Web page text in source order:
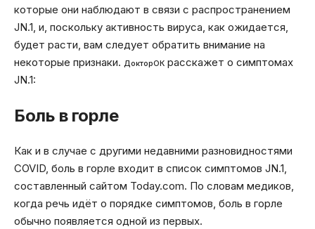
которые они наблюдают в связи с распространением
JN.1, и, поскольку активность вируса, как ожидается,
будет расти, вам следует обратить внимание на
некоторые признаки. ДокторОК расскажет о симптомах
JN.1:
Боль в горле
Как и в случае с другими недавними разновидностями
COVID, боль в горле входит в список симптомов JN.1,
составленный сайтом Today.com. По словам медиков,
когда речь идёт о порядке симптомов, боль в горле
обычно появляется одной из первых.